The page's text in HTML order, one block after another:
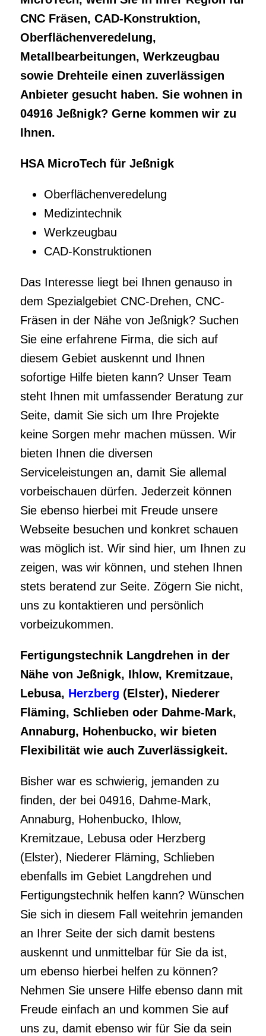
CNC Fräsen, CAD-Konstruktion,
Oberflächenveredelung,
Metallbearbeitungen, Werkzeugbau
sowie Drehteile einen zuverlässigen
Anbieter gesucht haben. Sie wohnen in
04916 Jeßnigk? Gerne kommen wir zu
Ihnen.
HSA MicroTech für Jeßnigk
Oberflächenveredelung
Medizintechnik
Werkzeugbau
CAD-Konstruktionen
Das Interesse liegt bei Ihnen genauso in
dem Spezialgebiet CNC-Drehen, CNC-
Fräsen in der Nähe von Jeßnigk? Suchen
Sie eine erfahrene Firma, die sich auf
diesem Gebiet auskennt und Ihnen
sofortige Hilfe bieten kann? Unser Team
steht Ihnen mit umfassender Beratung zur
Seite, damit Sie sich um Ihre Projekte
keine Sorgen mehr machen müssen. Wir
bieten Ihnen die diversen
Serviceleistungen an, damit Sie allemal
vorbeischauen dürfen. Jederzeit können
Sie ebenso hierbei mit Freude unsere
Webseite besuchen und konkret schauen
was möglich ist. Wir sind hier, um Ihnen zu
zeigen, was wir können, und stehen Ihnen
stets beratend zur Seite. Zögern Sie nicht,
uns zu kontaktieren und persönlich
vorbeizukommen.
Fertigungstechnik Langdrehen in der
Nähe von Jeßnigk, Ihlow, Kremitzaue,
Lebusa, Herzberg (Elster), Niederer
Fläming, Schlieben oder Dahme-Mark,
Annaburg, Hohenbucko, wir bieten
Flexibilität wie auch Zuverlässigkeit.
Bisher war es schwierig, jemanden zu
finden, der bei 04916, Dahme-Mark,
Annaburg, Hohenbucko, Ihlow,
Kremitzaue, Lebusa oder Herzberg
(Elster), Niederer Fläming, Schlieben
ebenfalls im Gebiet Langdrehen und
Fertigungstechnik helfen kann? Wünschen
Sie sich in diesem Fall weitehrin jemanden
an Ihrer Seite der sich damit bestens
auskennt und unmittelbar für Sie da ist,
um ebenso hierbei helfen zu können?
Nehmen Sie unsere Hilfe ebenso dann mit
Freude einfach an und kommen Sie auf
uns zu, damit ebenso wir für Sie da sein